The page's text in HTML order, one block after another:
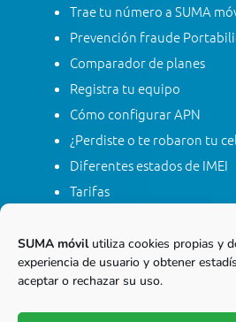
SUMA móvilutiliza cookies propias y
experiencia de usuario y obtener
aceptar o rechazar su uso.
Trae tu número a SUMA
Prevención fraude
Comparador de planes
Registra tu equipo
Cómo configurar APN
¿Perdiste o te robaron tu
Diferentes estados de IMEI
Tarifas
Apagón red móvil 2G